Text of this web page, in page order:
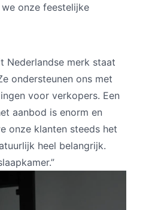
onze feestelijke
Nederlandse merk staat
ondersteunen ons met
voor verkopers. Een
aanbod is enorm en
onze klanten steeds het
heel belangrijk.